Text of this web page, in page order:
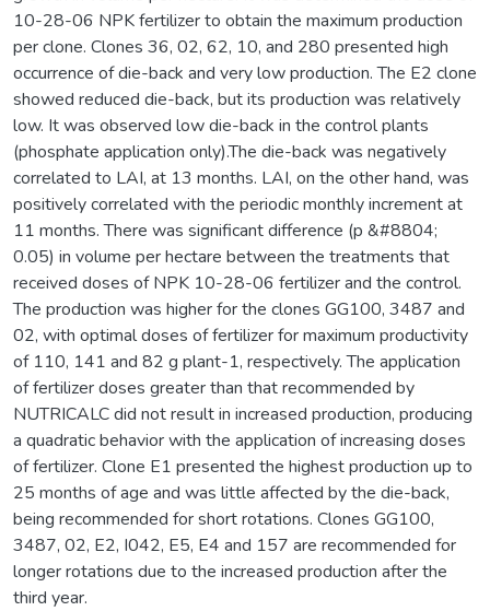
10-28-06 NPK fertilizer to obtain the maximum production
per clone. Clones 36, 02, 62, 10, and 280 presented high
occurrence of die-back and very low production. The E2 clone
showed reduced die-back, but its production was relatively
low. It was observed low die-back in the control plants
(phosphate application only).The die-back was negatively
correlated to LAI, at 13 months. LAI, on the other hand, was
positively correlated with the periodic monthly increment at
11 months. There was significant difference (p &#8804;
0.05) in volume per hectare between the treatments that
received doses of NPK 10-28-06 fertilizer and the control.
The production was higher for the clones GG100, 3487 and
02, with optimal doses of fertilizer for maximum productivity
of 110, 141 and 82 g plant-1, respectively. The application
of fertilizer doses greater than that recommended by
NUTRICALC did not result in increased production, producing
a quadratic behavior with the application of increasing doses
of fertilizer. Clone E1 presented the highest production up to
25 months of age and was little affected by the die-back,
being recommended for short rotations. Clones GG100,
3487, 02, E2, I042, E5, E4 and 157 are recommended for
longer rotations due to the increased production after the
third year.